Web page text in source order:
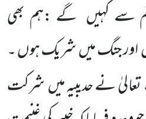
سے کہیں گے :ہم بھی
اور جنگ میں شریک ہوں ۔
تعالیٰنے حدیبیہ میںشرکت